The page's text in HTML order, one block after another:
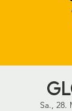
Sa., 28.